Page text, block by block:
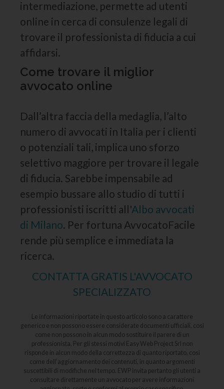
intermediazione, permette ad utenti
online in cerca di consulenze legali di
trovare il professionista di fiducia a cui
affidarsi.
Come trovare il miglior
avvocato online
Dall’altra faccia della medaglia, l’alto
numero di avvocati in Italia per i clienti
o potenziali tali, implica uno sforzo
selettivo maggiore per trovare il legale
di fiducia. Sarebbe impensabile ad
esempio bussare allo studio di tutti i
professionisti iscritti all'Albo avvocati
di Milano. Per fortuna AvvocatoFacile
rende più semplice e immediata la
ricerca.
CONTATTA GRATIS L'AVVOCATO
SPECIALIZZATO
Le informazioni riportate in questo articolo sono a carattere
generico e non possono essere considerate documenti ufficiali, così
come non possono in alcun modo sostituire il parere di un
professionista. Per gli stessi motivi Easy Web Project Srl non
risponde in alcun modo della correttezza di quanto riportato, così
come dell’aggiornamento dei contenuti, in quanto argomenti
suscettibili di modifiche nel tempo. EWP invita pertanto gli utenti a
consultare direttamente un avvocato per avere informazioni